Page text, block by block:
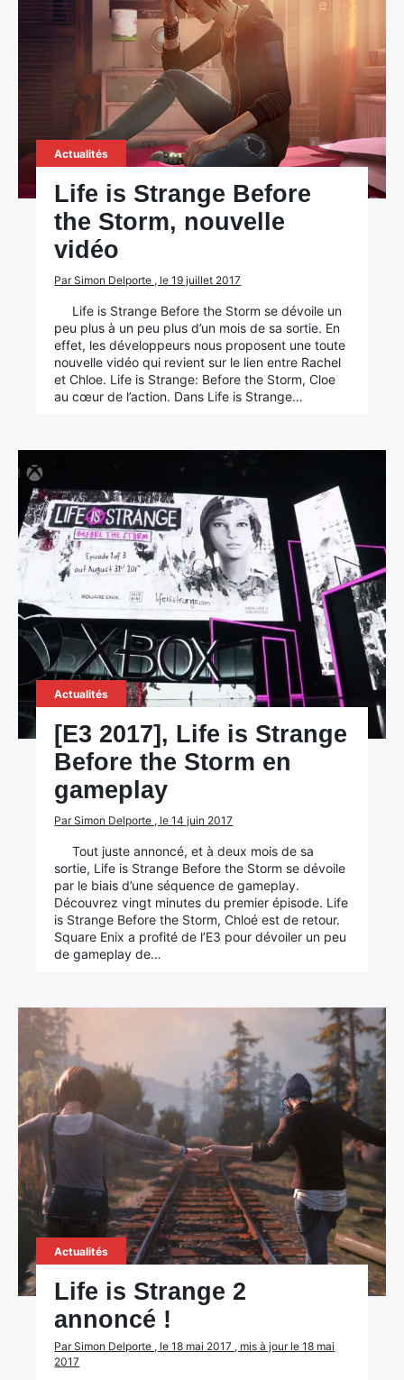
Actualités
Life is Strange Before
the Storm, nouvelle
vidéo
Par Simon Delporte , le 19 juillet 2017
Life is Strange Before the Storm se dévoile un
peu plus à un peu plus d’un mois de sa sortie. En
effet, les développeurs nous proposent une toute
nouvelle vidéo qui revient sur le lien entre Rachel
et Chloe. Life is Strange: Before the Storm, Cloe
au cœur de l’action. Dans Life is Strange…
Actualités
[E3 2017], Life is Strange
Before the Storm en
gameplay
Par Simon Delporte , le 14 juin 2017
Tout juste annoncé, et à deux mois de sa
sortie, Life is Strange Before the Storm se dévoile
par le biais d’une séquence de gameplay.
Découvrez vingt minutes du premier épisode. Life
is Strange Before the Storm, Chloé est de retour.
Square Enix a profité de l’E3 pour dévoiler un peu
de gameplay de…
Actualités
Life is Strange 2
annoncé !
Par Simon Delporte , le 18 mai 2017 , mis à jour le 18 mai
2017
Rechercher